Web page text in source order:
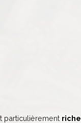
particulièrement riche